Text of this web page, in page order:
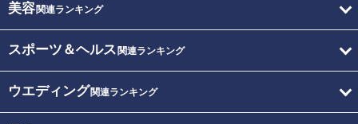
美容関連ランキング
スポーツ＆ヘルス 関連ランキング
ウエディング関連ランキング